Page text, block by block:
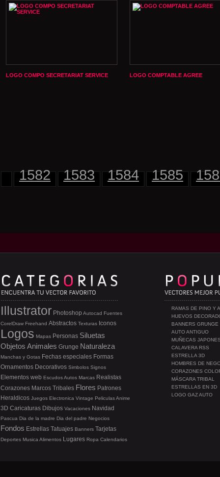
LOGO COMPO SECRETARIAT SERVICE LOGO COMPTABLE AGREE
1582 1583 1584 1585
RAMAS DE PINO Y
HUEVOS
BANNERS GRUNGE
AUTO ANTIGUO
MUÑECAS
CALAVERA RSS
ESTRELLA 3D
HOMBRES DE
CORAZONES
MÁSCARA TRIBAL
ESTRELLAS EN 3D
LOGO GAZ AUTO
Illustrator Photoshop Autocad Fuentes
CorelDraw Freehand Abstractos Texturas Iconos
Logos Mapas Personas Siluetas
Objetos Animales Grunge Naturaleza
Manchas y Gotas Fechas especiales Formas
Ornamentos Decorativos Simbolos Signos
Elementos web EscudosAutos Marcas Realistas
Corazones Marcos Tribales Flores Patrones
Heraldicos Juegos Electronica Vintage PeliculasAnime
3D Caricaturas Dibujos Vacaciones Navidad
Pascua Dia de la madre Dia del padre Negocios
Fondos Estrellas Tatuajes Banners Tarjetas
Deportes Musica Alimentos Lugares Ropa Calendarios